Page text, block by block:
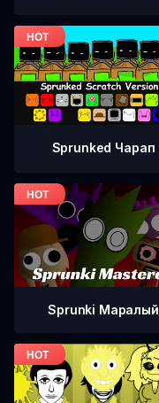
Sprunked Чарап
Sprunki Маралый